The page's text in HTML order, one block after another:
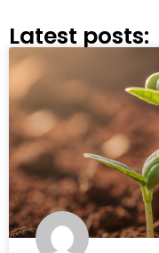
Latest posts: